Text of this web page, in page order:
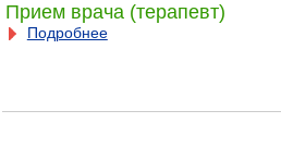
Прием врача (терапевт)
Подробнее